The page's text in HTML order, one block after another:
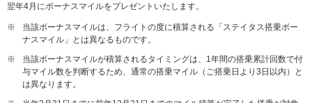
翌年4月にボーナスマイルをプレゼントいたします。
※
当該ボーナスマイルは、フライトの度に積算される「ステイタス搭乗ボー
ナスマイル」とは異なるものです。
※
当該ボーナスマイルが積算されるタイミングは、1年間の搭乗累計回数で付
与マイル数を判断するため、通常の搭乗マイル（ご搭乗日より3日以内）と
は異なります。